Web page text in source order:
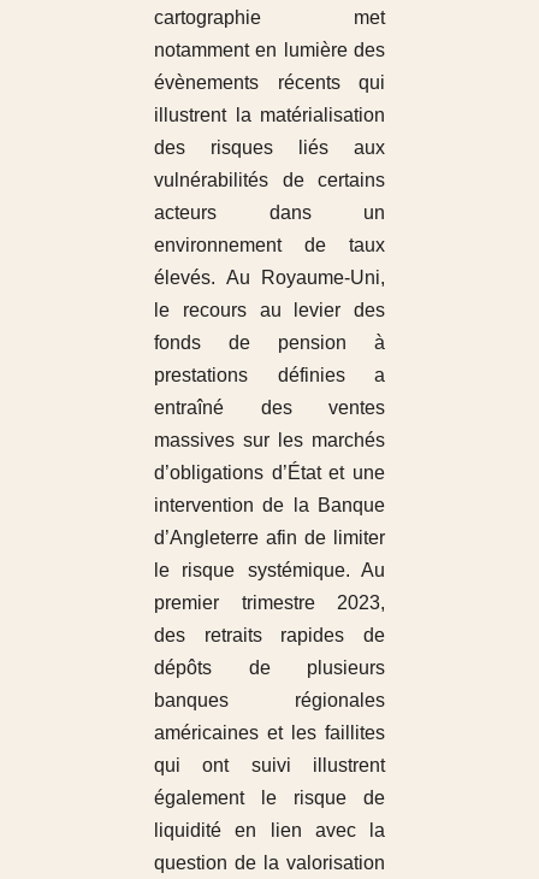
cartographie met
notamment en lumière des
évènements récents qui
illustrent la matérialisation
des risques liés aux
vulnérabilités de certains
acteurs dans un
environnement de taux
élevés. Au Royaume-Uni,
le recours au levier des
fonds de pension à
prestations définies a
entraîné des ventes
massives sur les marchés
d’obligations d’État et une
intervention de la Banque
d’Angleterre afin de limiter
le risque systémique. Au
premier trimestre 2023,
des retraits rapides de
dépôts de plusieurs
banques régionales
américaines et les faillites
qui ont suivi illustrent
également le risque de
liquidité en lien avec la
question de la valorisation